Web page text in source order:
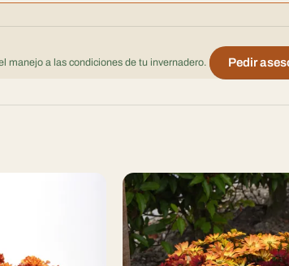
manejo a las condiciones de tu invernadero. Pedir